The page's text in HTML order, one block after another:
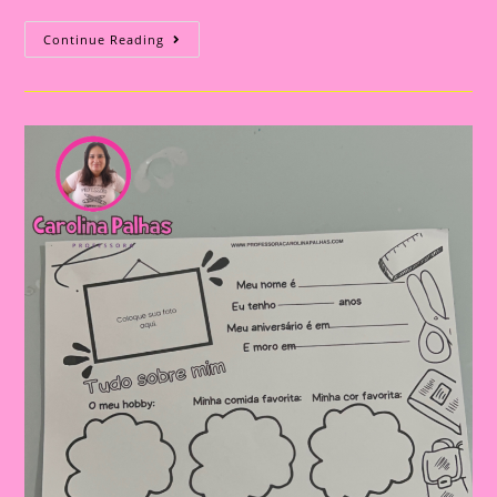
Continue Reading Atividade
Tudo
Mim